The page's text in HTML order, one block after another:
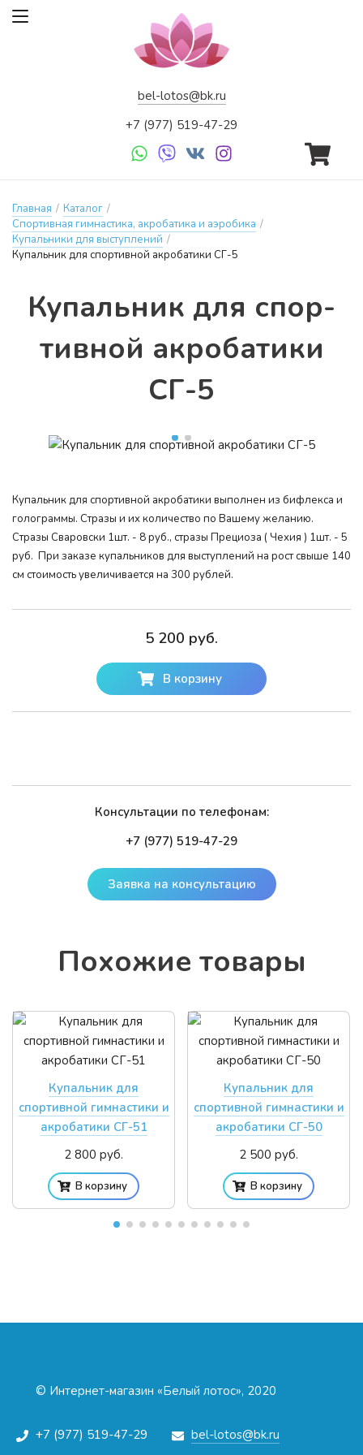
bel-lotos@bk.ru
+7 (977) 519-47-29
Главная / Каталог /
Спортивная гимнастика, акробатика и аэробика /
Купальники для выступлений /
Купальник для спортивной акробатики СГ-5
Ку­паль­ник для спор­
тивной ак­ро­ба­ти­ки
СГ-5
Купальник для спортивной акробатики выполнен из бифлекса и
голограммы. Стразы и их количество по Вашему желанию.
Стразы Сваровски 1шт. - 8 руб., стразы Прециоза ( Чехия ) 1шт. - 5
руб. При заказе купальников для выступлений на рост свыше 140
см стоимость увеличивается на 300 рублей.
5 200 руб.
В корзину
Консультации по телефонам:
+7 (977) 519-47-29
Заявка на консультацию
По­хо­жие то­ва­ры
Купальник для
спортивной гимнастики и
акробатики СГ-51
2 800 руб.
В корзину
Купальник для
спортивной гимнастики и
акробатики СГ-50
2 500 руб.
В корзину
© Интернет-магазин «Белый лотос», 2020
+7 (977) 519-47-29
bel-lotos@bk.ru